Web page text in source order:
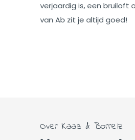
verjaardig is, een bruiloft
van Ab zit je altijd goed!
Over Kaas & Borrelz